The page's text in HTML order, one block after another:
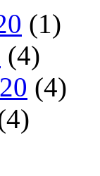
(1)
(4)
(4)